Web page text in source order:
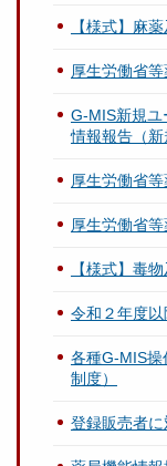
【様式】麻
厚生労働省
G-MIS新規ユ
情報報告（
厚生労働省
厚生労働省
【様式】毒
令和２年度
各種G-MIS操
制度）
登録販売者